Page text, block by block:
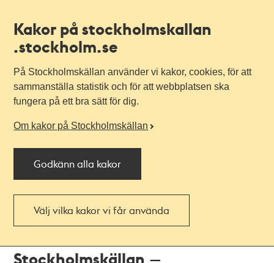
Kakor på stockholmskallan
.stockholm.se
På Stockholmskällan använder vi kakor, cookies, för att
sammanställa statistik och för att webbplatsen ska
fungera på ett bra sätt för dig.
Om kakor på Stockholmskällan
Godkänn alla kakor
Välj vilka kakor vi får använda
Stockholmskällan